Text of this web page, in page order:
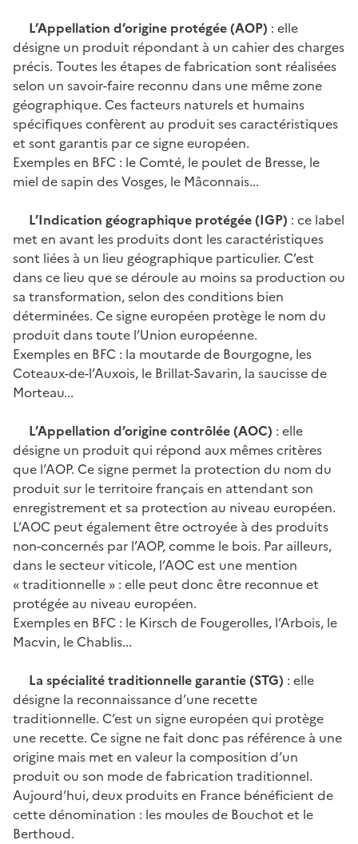
L’Appellation d’origine protégée (AOP) : elle
désigne un produit répondant à un cahier des charges
précis. Toutes les étapes de fabrication sont réalisées
selon un savoir-faire reconnu dans une même zone
géographique. Ces facteurs naturels et humains
spécifiques confèrent au produit ses caractéristiques
et sont garantis par ce signe européen.
Exemples en BFC : le Comté, le poulet de Bresse, le
miel de sapin des Vosges, le Mâconnais...
L’Indication géographique protégée (IGP) : ce label
met en avant les produits dont les caractéristiques
sont liées à un lieu géographique particulier. C’est
dans ce lieu que se déroule au moins sa production ou
sa transformation, selon des conditions bien
déterminées. Ce signe européen protège le nom du
produit dans toute l’Union européenne.
Exemples en BFC : la moutarde de Bourgogne, les
Coteaux-de-l’Auxois, le Brillat-Savarin, la saucisse de
Morteau...
L’Appellation d’origine contrôlée (AOC) : elle
désigne un produit qui répond aux mêmes critères
que l’AOP. Ce signe permet la protection du nom du
produit sur le territoire français en attendant son
enregistrement et sa protection au niveau européen.
L’AOC peut également être octroyée à des produits
non-concernés par l’AOP, comme le bois. Par ailleurs,
dans le secteur viticole, l’AOC est une mention
« traditionnelle » : elle peut donc être reconnue et
protégée au niveau européen.
Exemples en BFC : le Kirsch de Fougerolles, l’Arbois, le
Macvin, le Chablis...
La spécialité traditionnelle garantie (STG) : elle
désigne la reconnaissance d’une recette
traditionnelle. C’est un signe européen qui protège
une recette. Ce signe ne fait donc pas référence à une
origine mais met en valeur la composition d’un
produit ou son mode de fabrication traditionnel.
Aujourd’hui, deux produits en France bénéficient de
cette dénomination : les moules de Bouchot et le
Berthoud.